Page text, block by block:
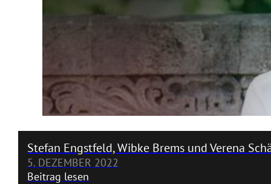
Stefan Engstfeld, Wibke Brems und Verena
5. DEZEMBER 2022
Beitrag lesen